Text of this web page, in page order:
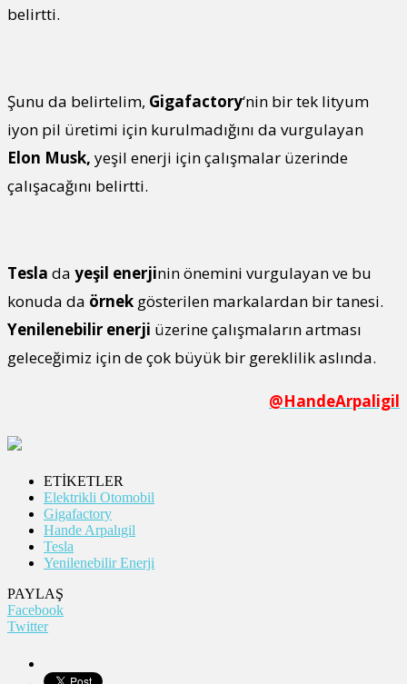
belirtti.
Şunu da belirtelim, Gigafactory‘nin bir tek lityum
iyon pil üretimi için kurulmadığını da vurgulayan
Elon Musk, yeşil enerji için çalışmalar üzerinde
çalışacağını belirtti.
Tesla da yeşil enerjinin önemini vurgulayan ve bu
konuda da örnek gösterilen markalardan bir tanesi.
Yenilenebilir enerji üzerine çalışmaların artması
geleceğimiz için de çok büyük bir gereklilik aslında.
@HandeArpaligil
ETİKETLER
Elektrikli Otomobil
Gigafactory
Hande Arpalıgil
Tesla
Yenilenebilir Enerji
PAYLAŞ
Facebook
Twitter